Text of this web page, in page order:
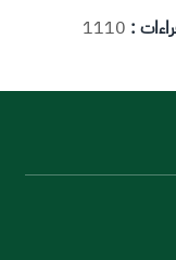
:
1110